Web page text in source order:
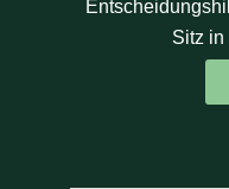
Sitz in